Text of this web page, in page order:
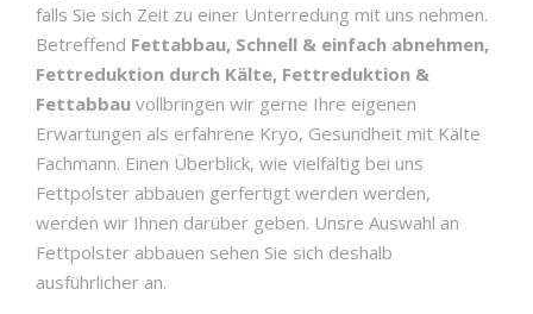
falls Sie sich Zeit zu einer Unterredung mit uns nehmen.
Betreffend Fettabbau, Schnell & einfach abnehmen,
Fettreduktion durch Kälte, Fettreduktion &
Fettabbau vollbringen wir gerne Ihre eigenen
Erwartungen als erfahrene Kryo, Gesundheit mit Kälte
Fachmann. Einen Überblick, wie vielfältig bei uns
Fettpolster abbauen gerfertigt werden werden,
werden wir Ihnen darüber geben. Unsre Auswahl an
Fettpolster abbauen sehen Sie sich deshalb
ausführlicher an.